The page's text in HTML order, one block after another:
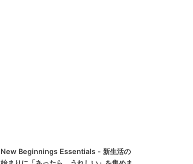
New Beginnings Essentials - 新生活の